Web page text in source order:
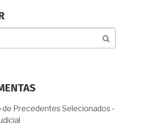
de Precedentes Selecionados -